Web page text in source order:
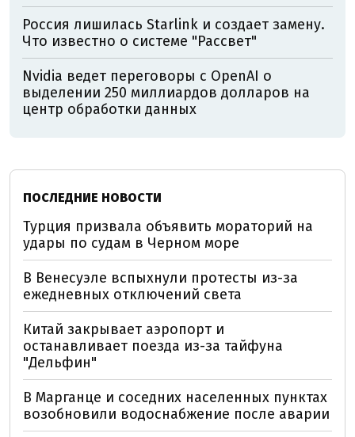
Россия лишилась Starlink и создает замену.
Что известно о системе "Рассвет"
Nvidia ведет переговоры с OpenAI о
выделении 250 миллиардов долларов на
центр обработки данных
ПОСЛЕДНИЕ НОВОСТИ
Турция призвала объявить мораторий на
удары по судам в Черном море
В Венесуэле вспыхнули протесты из-за
ежедневных отключений света
Китай закрывает аэропорт и
останавливает поезда из-за тайфуна
"Дельфин"
В Марганце и соседних населенных пунктах
возобновили водоснабжение после аварии